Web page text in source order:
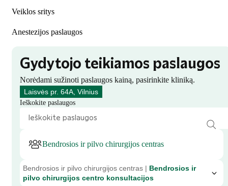
Veiklos sritys
Anestezijos paslaugos
Gydytojo teikiamos paslaugos
Norėdami sužinoti paslaugos kainą, pasirinkite kliniką.
Laisvės pr. 64A, Vilnius
Ieškokite paslaugos
Bendrosios ir pilvo chirurgijos centras
Bendrosios ir pilvo chirurgijos centras | Bendrosios ir
pilvo chirurgijos centro konsultacijos